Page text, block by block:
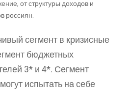
от структуры доходов и
россиян.
сегмент в кризисные
бюджетных
3* и 4*. Сегмент
испытать на себе